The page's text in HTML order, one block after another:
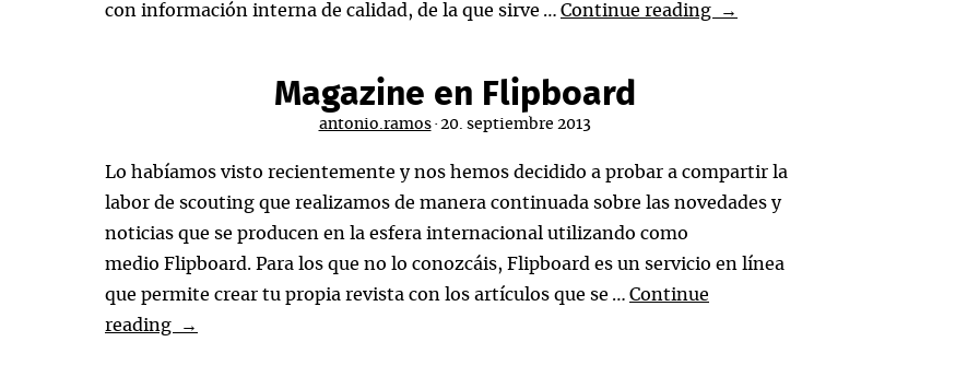
con información interna de calidad, de la que sirve … Continue reading
Los
→
Magazine en Flipboard
antonio.ramos · 20. septiembre 2013
Lo habíamos visto recientemente y nos hemos decidido a probar a compartir la
labor de scouting que realizamos de manera continuada sobre las novedades y
noticias que se producen en la esfera internacional utilizando como
medio Flipboard. Para los que no lo conozcáis, Flipboard es un servicio en línea
que permite crear tu propia revista con los artículos que se … Continue
reading
Magazine
→